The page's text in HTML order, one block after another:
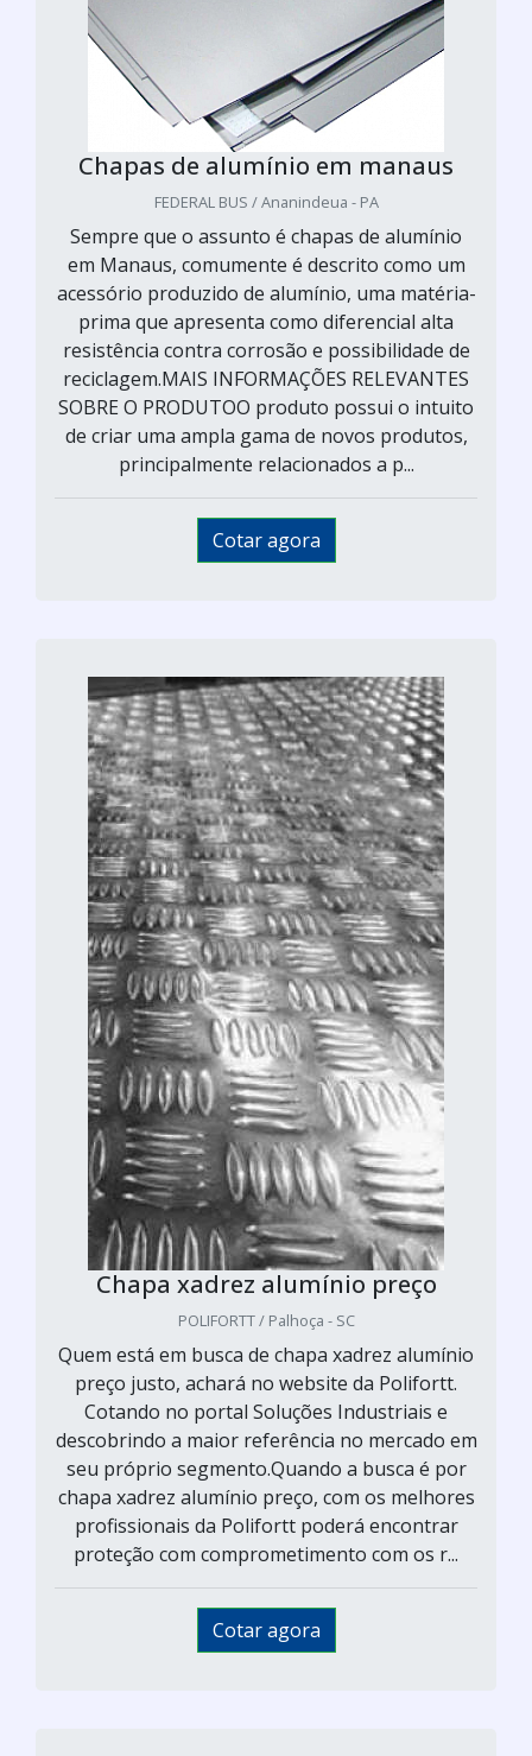
Chapas de alumínio em manaus
FEDERAL BUS / Ananindeua - PA
Sempre que o assunto é chapas de alumínio
em Manaus, comumente é descrito como um
acessório produzido de alumínio, uma matéria-
prima que apresenta como diferencial alta
resistência contra corrosão e possibilidade de
reciclagem.MAIS INFORMAÇÕES RELEVANTES
SOBRE O PRODUTOO produto possui o intuito
de criar uma ampla gama de novos produtos,
principalmente relacionados a p...
Cotar agora
Chapa xadrez alumínio preço
POLIFORTT / Palhoça - SC
Quem está em busca de chapa xadrez alumínio
preço justo, achará no website da Polifortt.
Cotando no portal Soluções Industriais e
descobrindo a maior referência no mercado em
seu próprio segmento.Quando a busca é por
chapa xadrez alumínio preço, com os melhores
profissionais da Polifortt poderá encontrar
proteção com comprometimento com os r...
Cotar agora